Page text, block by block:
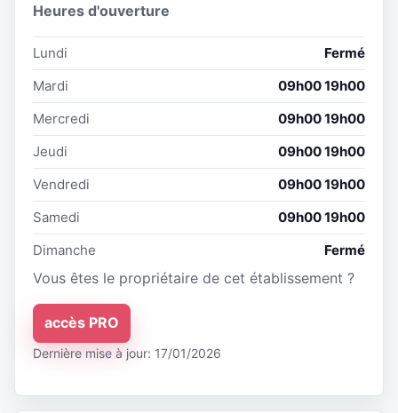
Heures d'ouverture
Lundi
Fermé
Mardi
09h00 19h00
Mercredi
09h00 19h00
Jeudi
09h00 19h00
Vendredi
09h00 19h00
Samedi
09h00 19h00
Dimanche
Fermé
Vous êtes le propriétaire de cet établissement ?
accès PRO
Dernière mise à jour: 17/01/2026